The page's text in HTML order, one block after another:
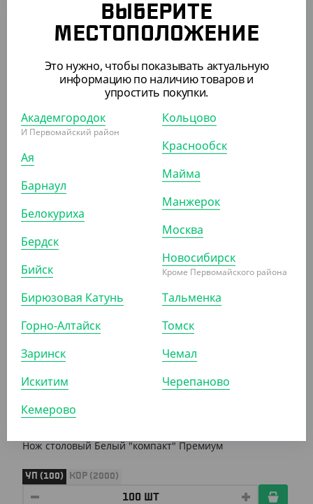
КОР (1000)
АРТ. 1301809
92 ₽
(1.84 ₽/ШТ)
Нож столовый БЕЛЫЙ ПРЕМИУМ, ПП
УП (50)
АРТ. 1300404
83 ₽
Нож столовый Белый "компакт" Премиум
УП (100) КОР (2000)
ВЫБЕРИТЕ
МЕСТОПОЛОЖЕНИЕ
Это нужно, чтобы показывать актуальную
информацию по наличию товаров и
упростить покупки.
Академгородок
И Первомайский район
Ая
Барнаул
Белокуриха
Бердск
Бийск
Бирюзовая Катунь
Горно-Алтайск
Заринск
Искитим
Кемерово
Кольцово
Краснообск
Майма
Манжерок
Москва
Новосибирск
Кроме Первомайского района
Тальменка
Томск
Чемал
Черепаново